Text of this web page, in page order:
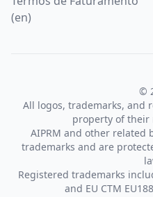
(en)
©
All logos, trademarks, and
property of their
AIPRM and other related
trademarks and are
Registered trademarks
and EU CTM